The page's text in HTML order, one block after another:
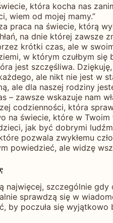
która kocha nas
wiem od mojej mamy.”
praca na świecie, którą
na dnie której zawsze
krótki czas, ale w
w którym czułbym
jest szczęśliwa.
ale nikt nie jest w
ale dla naszej rodziny
– zawsze wskazuje nam
codzienności, która
na świecie, które w
jak być dobrymi
pozwala zwykłemu
powiedzieć, ale widzę
najwięcej, szczególnie
sprawdzą się w
by poczuła się